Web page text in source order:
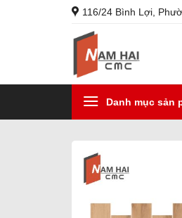
116/24 Bình Lợi,
Danh mục sản